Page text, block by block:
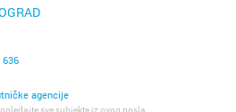
636
agencije